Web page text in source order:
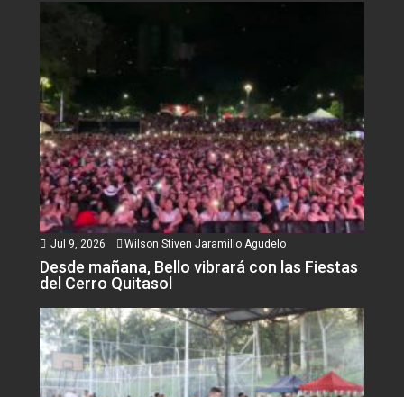
Jul 9, 2026 Wilson Stiven Jaramillo Agudelo
Desde mañana, Bello vibrará con las Fiestas
del Cerro Quitasol